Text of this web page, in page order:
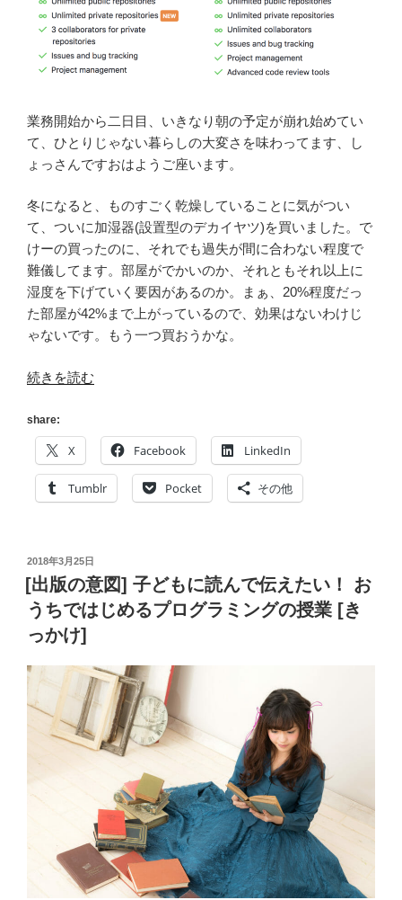
教
え
て
れ
た
も
[ク
ラ
ウ
ド]”
の
業務開始から二日目、いきなり朝の予定が崩れ始めてい
て、ひとりじゃない暮らしの大変さを味わってます、し
ょっさんですおはようご座います。
冬になると、ものすごく乾燥していることに気がつい
て、ついに加湿器(設置型のデカイヤツ)を買いました。で
けーの買ったのに、それでも過失が間に合わない程度で
難儀してます。部屋がでかいのか、それともそれ以上に
湿度を下げていく要因があるのか。まぁ、20%程度だっ
た部屋が42%まで上がっているので、効果はないわけじ
ゃないです。もう一つ買おうかな。
“[GitHub]
Free
Plan
で
ラ
ト
リ
ポ
ト
リ
使
放
っ
続きを読む
share:
X Facebook LinkedIn
Tumblr Pocket その他
投
稿
日:
2018年3月25日
[出版の意図] 子どもに読んで伝えたい！ お
うちではじめるプログラミングの授業 [き
っかけ]